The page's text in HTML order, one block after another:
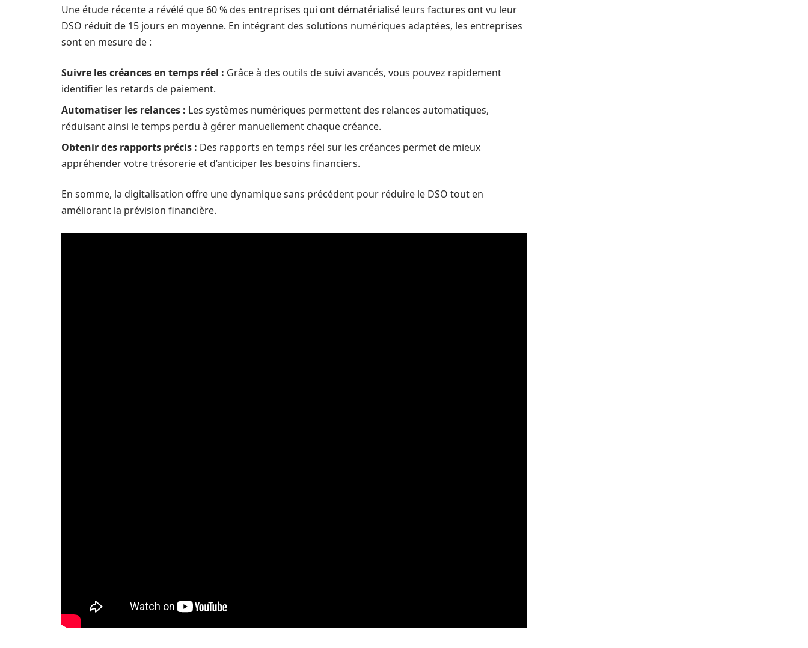
Une étude récente a révélé que 60 % des entreprises qui ont dématérialisé leurs factures ont vu leur
DSO réduit de 15 jours en moyenne. En intégrant des solutions numériques adaptées, les entreprises
sont en mesure de :
Suivre les créances en temps réel : Grâce à des outils de suivi avancés, vous pouvez rapidement
identifier les retards de paiement.
Automatiser les relances : Les systèmes numériques permettent des relances automatiques,
réduisant ainsi le temps perdu à gérer manuellement chaque créance.
Obtenir des rapports précis : Des rapports en temps réel sur les créances permet de mieux
appréhender votre trésorerie et d’anticiper les besoins financiers.
En somme, la digitalisation offre une dynamique sans précédent pour réduire le DSO tout en
améliorant la prévision financière.